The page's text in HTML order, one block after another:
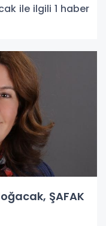
ile ilgili 1 haber
ŞAFAK